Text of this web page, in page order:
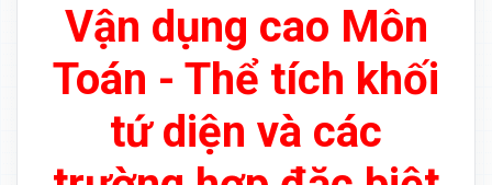
Vận dụng cao Môn
Toán - Thể tích khối
tứ diện và các